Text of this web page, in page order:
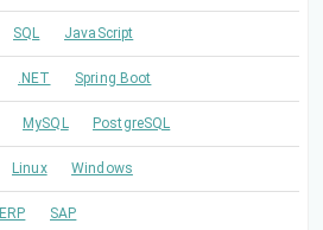
SQL JavaScript
.NET Spring Boot
MySQL PostgreSQL
Linux Windows
ERP SAP